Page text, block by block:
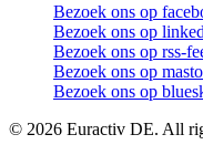
Bezoek ons op
Bezoek ons op
Bezoek ons op rss-
Bezoek ons op
Bezoek ons op
© 2026 Euractiv DE. All